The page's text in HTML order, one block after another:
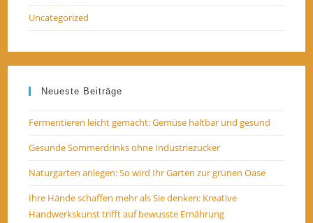
Uncategorized
Neueste Beiträge
Fermentieren leicht gemacht: Gemüse haltbar und gesund
Gesunde Sommerdrinks ohne Industriezucker
Naturgarten anlegen: So wird Ihr Garten zur grünen Oase
Ihre Hände schaffen mehr als Sie denken: Kreative
Handwerkskunst trifft auf bewusste Ernährung